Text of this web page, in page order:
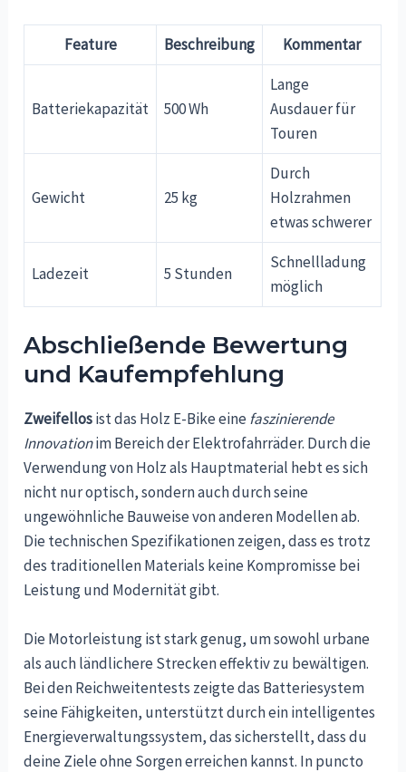
Feature Beschreibung Kommentar
Batteriekapazität 500 Wh
Lange
Ausdauer für
Touren
Gewicht 25 kg
Durch
Holzrahmen
etwas schwerer
Ladezeit 5 Stunden
Schnellladung
möglich
Abschließende Bewertung
und Kaufempfehlung
Zweifellosist das Holz E-Bike einefaszinierende
Innovationim Bereich der Elektrofahrräder. Durch die
Verwendung von Holz als Hauptmaterial hebt es sich
nicht nur optisch, sondern auch durch seine
ungewöhnliche Bauweise von anderen Modellen ab.
Die technischen Spezifikationen zeigen, dass es trotz
des traditionellen Materials keine Kompromisse bei
Leistung und Modernität gibt.
Die Motorleistung ist stark genug, um sowohl urbane
als auch ländlichere Strecken effektiv zu bewältigen.
Bei den Reichweitentests zeigte das Batteriesystem
seine Fähigkeiten, unterstützt durch ein intelligentes
Energieverwaltungssystem, das sicherstellt, dass du
deine Ziele ohne Sorgen erreichen kannst. In puncto